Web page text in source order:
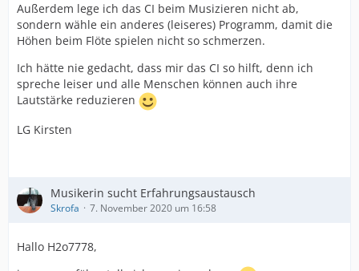
Außerdem lege ich das CI beim Musizieren nicht ab,
sondern wähle ein anderes (leiseres) Programm, damit die
Höhen beim Flöte spielen nicht so schmerzen.
Ich hätte nie gedacht, dass mir das CI so hilft, denn ich
spreche leiser und alle Menschen können auch ihre
Lautstärke reduzieren
LG Kirsten
Musikerin sucht Erfahrungsaustausch
Skrofa 7. November 2020 um 16:58
Hallo H2o7778,